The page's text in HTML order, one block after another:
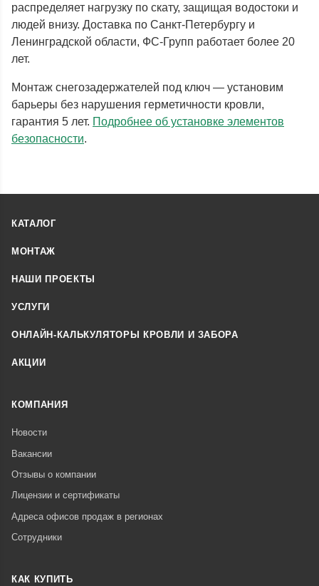
распределяет нагрузку по скату, защищая водостоки и
людей внизу. Доставка по Санкт-Петербургу и
Ленинградской области, ФС-Групп работает более 20
лет.
Монтаж снегозадержателей под ключ — установим
барьеры без нарушения герметичности кровли,
гарантия 5 лет. Подробнее об установке элементов
безопасности.
КАТАЛОГ
МОНТАЖ
НАШИ ПРОЕКТЫ
УСЛУГИ
ОНЛАЙН-КАЛЬКУЛЯТОРЫ КРОВЛИ И ЗАБОРА
АКЦИИ
КОМПАНИЯ
Новости
Вакансии
Отзывы о компании
Лицензии и сертификаты
Адреса офисов продаж в регионах
Сотрудники
КАК КУПИТЬ